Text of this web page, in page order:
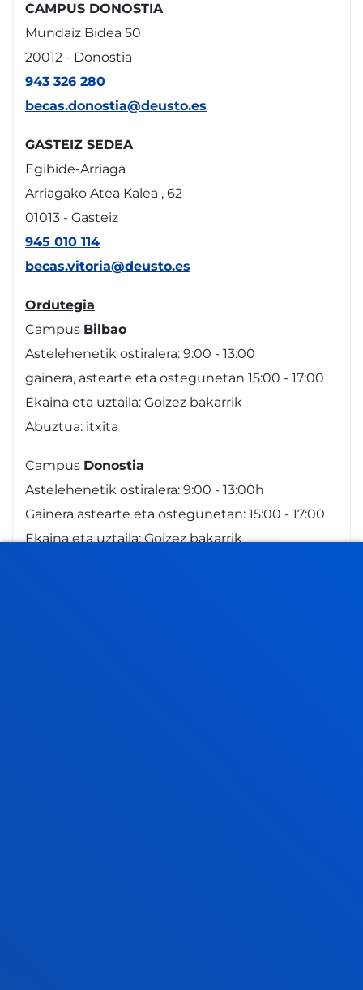
CAMPUS DONOSTIA
Mundaiz Bidea 50
20012 - Donostia
943 326 280
becas.donostia@deusto.es
GASTEIZ SEDEA
Egibide-Arriaga
Arriagako Atea Kalea , 62
01013 - Gasteiz
945 010 114
becas.vitoria@deusto.es
Ordutegia
Campus Bilbao
Astelehenetik ostiralera: 9:00 - 13:00
gainera, astearte eta ostegunetan 15:00 - 17:00
Ekaina eta uztaila: Goizez bakarrik
Abuztua: itxita
Campus Donostia
Astelehenetik ostiralera: 9:00 - 13:00h
Gainera astearte eta ostegunetan: 15:00 - 17:00
Ekaina eta uztaila: Goizez bakarrik